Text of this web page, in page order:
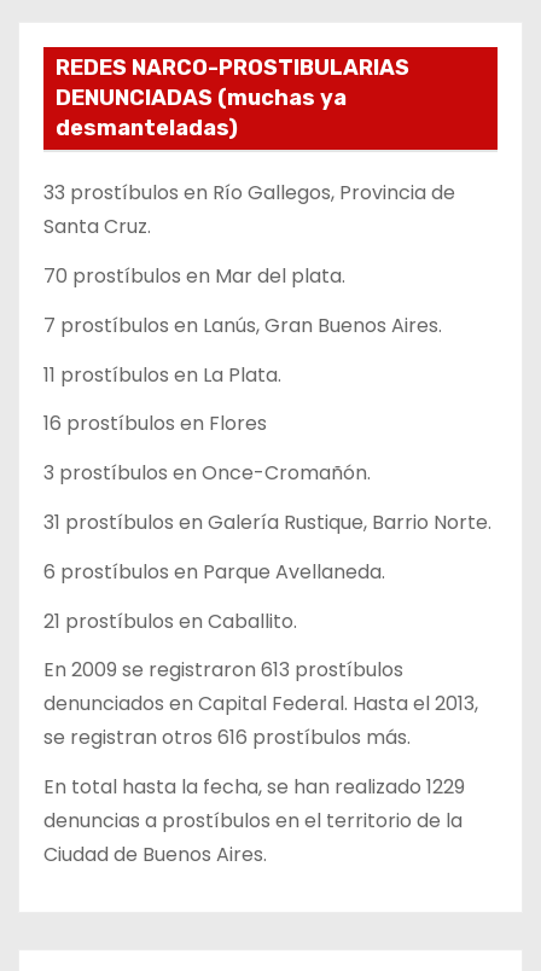
REDES NARCO-PROSTIBULARIAS
DENUNCIADAS (muchas ya
desmanteladas)
33 prostíbulos en Río Gallegos, Provincia de
Santa Cruz.
70 prostíbulos en Mar del plata.
7 prostíbulos en Lanús, Gran Buenos Aires.
11 prostíbulos en La Plata.
16 prostíbulos en Flores
3 prostíbulos en Once-Cromañón.
31 prostíbulos en Galería Rustique, Barrio Norte.
6 prostíbulos en Parque Avellaneda.
21 prostíbulos en Caballito.
En 2009 se registraron 613 prostíbulos
denunciados en Capital Federal. Hasta el 2013,
se registran otros 616 prostíbulos más.
En total hasta la fecha, se han realizado 1229
denuncias a prostíbulos en el territorio de la
Ciudad de Buenos Aires.